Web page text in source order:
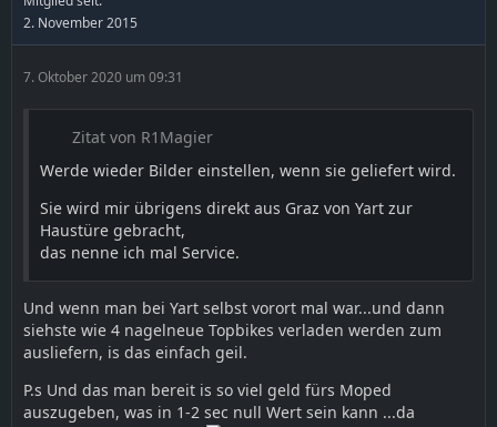
2. November 2015
7. Oktober 2020 um 09:31
Zitat von R1Magier
Werde wieder Bilder einstellen, wenn sie geliefert wird.
Sie wird mir übrigens direkt aus Graz von Yart zur
Haustüre gebracht,
das nenne ich mal Service.
Und wenn man bei Yart selbst vorort mal war...und dann
siehste wie 4 nagelneue Topbikes verladen werden zum
ausliefern, is das einfach geil.
P.s Und das man bereit is so viel geld fürs Moped
auszugeben, was in 1-2 sec null Wert sein kann ...da